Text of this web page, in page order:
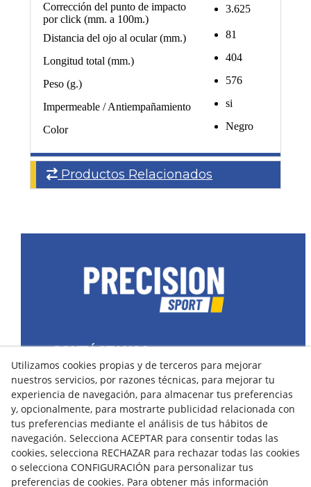
Corrección del punto de impacto
por click (mm. a 100m.)
3.625
Distancia del ojo al ocular (mm.) 81
Longitud total (mm.) 404
Peso (g.) 576
Impermeable / Antiempañamiento si
Color Negro
Productos Relacionados
CONTÁCTANOS
43400 Montblanc (Tarragona) España
spain@precisionsport.eu
Aviso Legal Política de Cookies
Utilizamos cookies propias y de terceros para mejorar
nuestros servicios, por razones técnicas, para mejorar tu
experiencia de navegación, para almacenar tus preferencias
y, opcionalmente, para mostrarte publicidad relacionada con
tus preferencias mediante el análisis de tus hábitos de
navegación. Selecciona ACEPTAR para consentir todas las
cookies, selecciona RECHAZAR para rechazar todas las cookies
o selecciona CONFIGURACIÓN para personalizar tus
preferencias de cookies. Para obtener más información